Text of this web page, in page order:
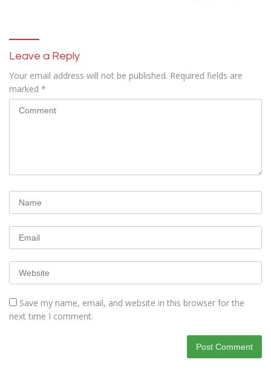
Leave a Reply
Your email address will not be published. Required fields are
marked *
Save my name, email, and website in this browser for the
next time I comment.